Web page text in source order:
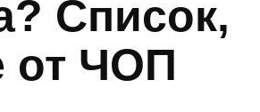
Список,
от ЧОП